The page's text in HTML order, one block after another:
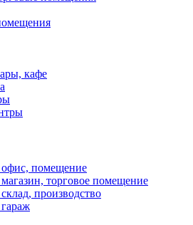
кафе
помещение
торговое помещение
производство